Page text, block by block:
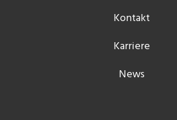
Kontakt
Karriere
News